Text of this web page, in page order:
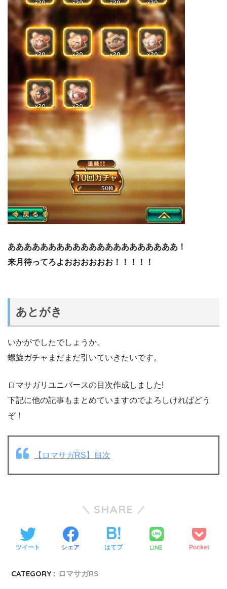
あああああああああああああああああああああ！
来月待ってろよおおおおおお！！！！！
あとがき
いかがでしたでしょうか。
螺旋ガチャまだまだ引いていきたいです。
ロマサガリユニバースの目次作成しました!
下記に他の記事もまとめていますのでよろしければどう
ぞ！
【ロマサガRS】目次
SHARE
ツイート シェア はてブ LINE Pocket
CATEGORY : ロマサガRS